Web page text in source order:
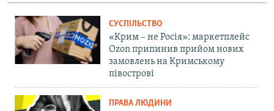
СУСПІЛЬСТВО
«Крим – не Росія»: маркетплейс
Ozon припинив прийом нових
замовлень на Кримському
півострові
ПРАВА ЛЮДИНИ